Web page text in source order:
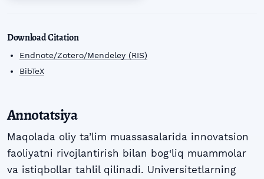
Download Citation
Endnote/Zotero/Mendeley (RIS)
BibTeX
Annotatsiya
Maqolada oliy ta’lim muassasalarida innovatsion
faoliyatni rivojlantirish bilan bog‘liq muammolar
va istiqbollar tahlil qilinadi. Universitetlarning